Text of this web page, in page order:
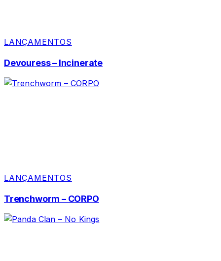
LANÇAMENTOS
Devouress – Incinerate
LANÇAMENTOS
Trenchworm – CORPO